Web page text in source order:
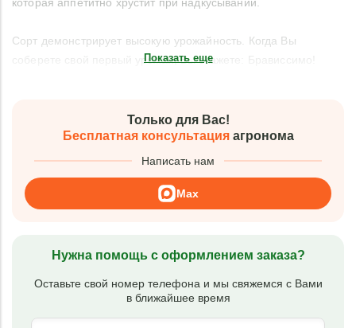
Сорт демонстрирует высокую урожайность. Когда Вы
соберете свой первый урожай, Вы скажете: Брависсимо!
Показать еще
Только для Вас!
Бесплатная консультацияагронома
Написать нам
Max
Нужна помощь с оформлением заказа?
Оставьте свой номер телефона и мы свяжемся с Вами
в ближайшее время